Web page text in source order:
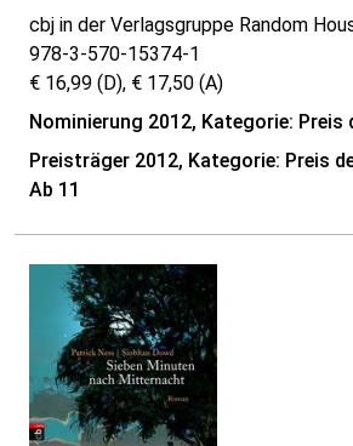
cbj in der Verlagsgruppe Random
978-3-570-15374-1
€ 16,99 (D), € 17,50 (A)
Nominierung 2012, Kategorie: Preis
Preisträger 2012, Kategorie: Preis
Ab 11